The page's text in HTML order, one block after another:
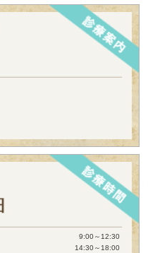
9:00～12:30
14:30～18:00